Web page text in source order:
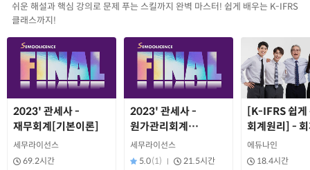
쉬운 해설과 핵심 강의로 문제 푸는 스킬까지 완벽 마스터! 쉽게 배우는 K-IFRS
클래스까지!
2023' 관세사 -
재무회계[기본이론]
세무라이선스
69.2시간
2023' 관세사 -
원가관리회계
[기본이론]
세무라이선스
5.0(1) 21.5시간
[K-IFRS 쉽게
회계원리] -
시험대비
에듀나인
18.4시간